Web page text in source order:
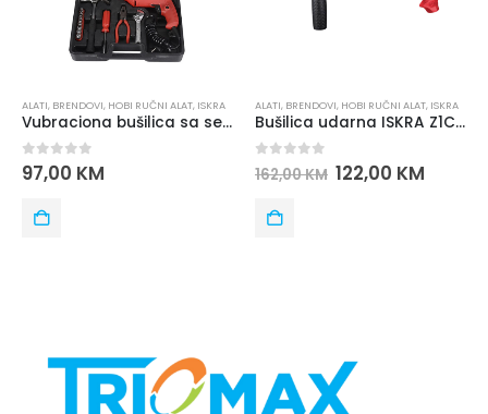
ALATI, BRENDOVI, HOBI RUČNI ALAT, ISKRA
Vubraciona bušilica sa setom alata ISKRA GX-BMC002
0out of 5
97,00 KM
ALATI, BRENDOVI, HOBI RUČNI ALAT, ISKRA
Bušilica udarna ISKRA Z1C-ZT3-26 800W
0out of 5
162,00KM 122,00 KM